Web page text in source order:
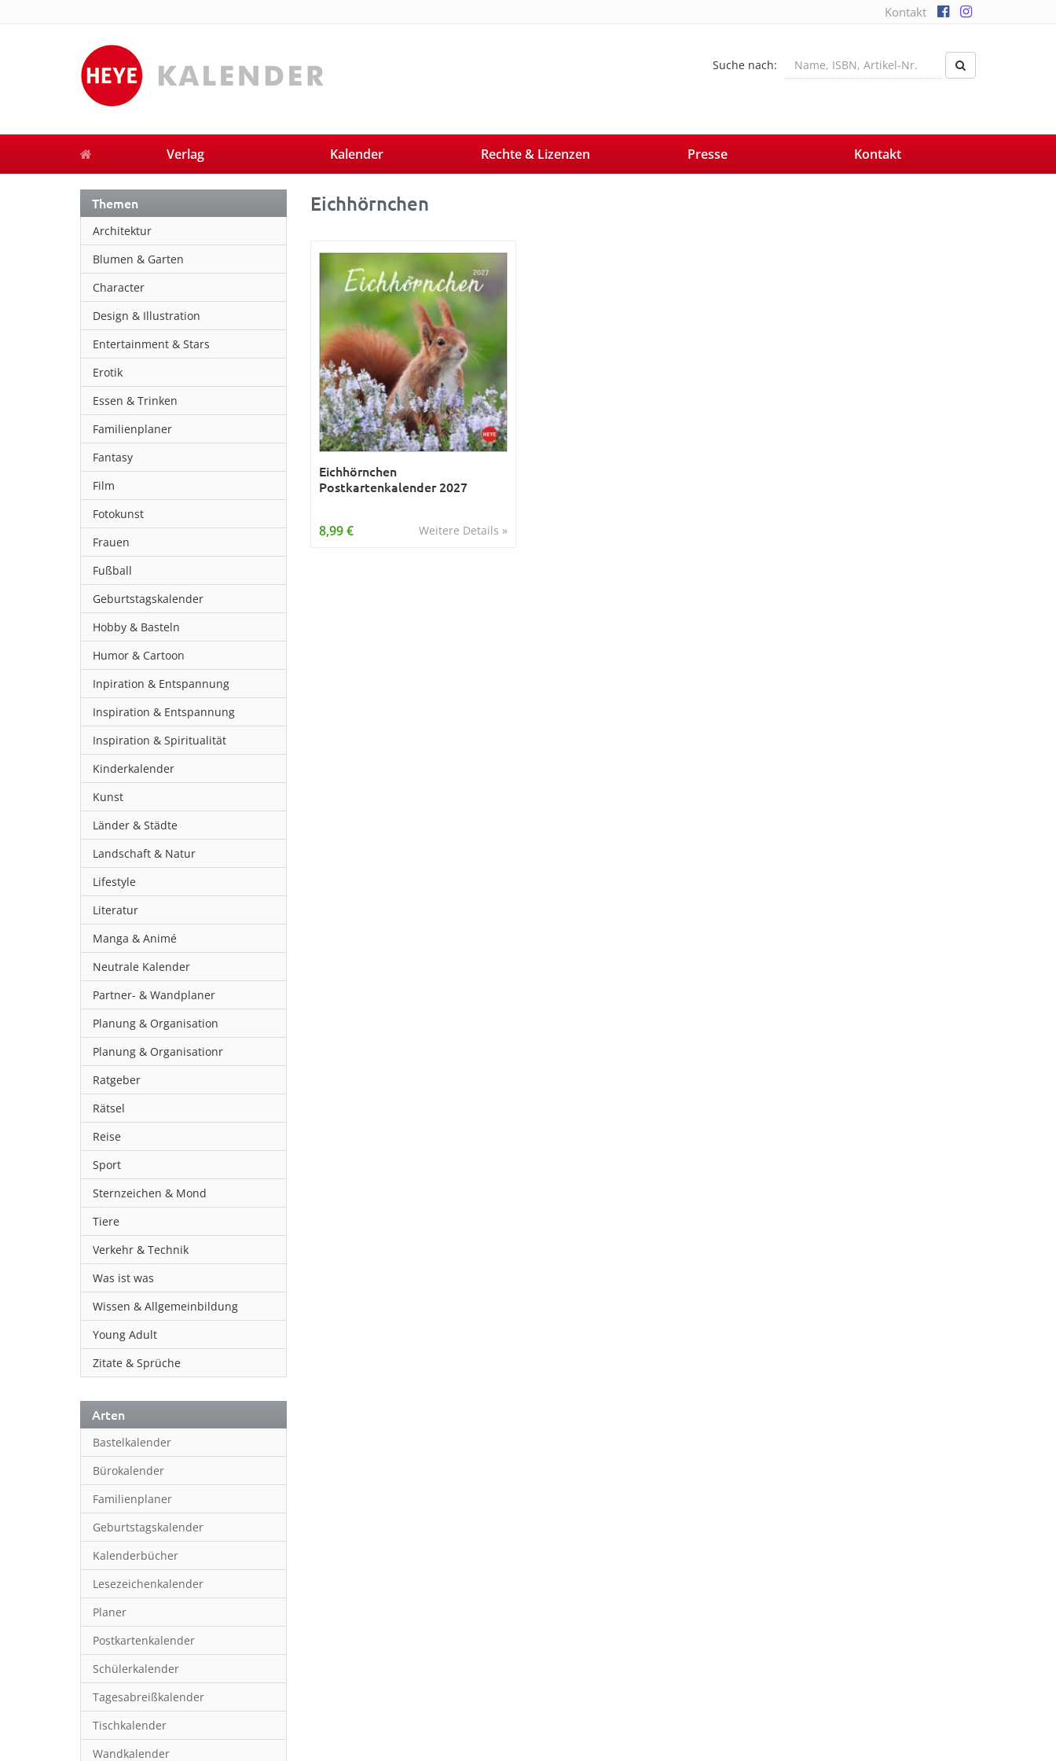
Kontakt
Suche nach:
Verlag Kalender Rechte & Lizenzen Presse Kontakt
Themen
Architektur
Blumen & Garten
Character
Design & Illustration
Entertainment & Stars
Erotik
Essen & Trinken
Familienplaner
Fantasy
Film
Fotokunst
Frauen
Fußball
Geburtstagskalender
Hobby & Basteln
Humor & Cartoon
Inpiration & Entspannung
Inspiration & Entspannung
Inspiration & Spiritualität
Kinderkalender
Kunst
Länder & Städte
Landschaft & Natur
Lifestyle
Literatur
Manga & Animé
Neutrale Kalender
Partner- & Wandplaner
Planung & Organisation
Planung & Organisationr
Ratgeber
Rätsel
Reise
Sport
Sternzeichen & Mond
Tiere
Verkehr & Technik
Was ist was
Wissen & Allgemeinbildung
Young Adult
Zitate & Sprüche
Arten
Bastelkalender
Bürokalender
Familienplaner
Geburtstagskalender
Kalenderbücher
Lesezeichenkalender
Planer
Postkartenkalender
Schülerkalender
Tagesabreißkalender
Tischkalender
Wandkalender
Eichhörnchen
Eichhörnchen
Postkartenkalender 2027
Weitere Details »
8,99 €